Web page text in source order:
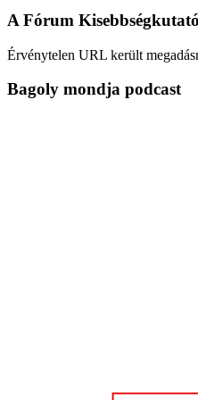
A Fórum
Érvénytelen URL került
Bagoly mondja podcast